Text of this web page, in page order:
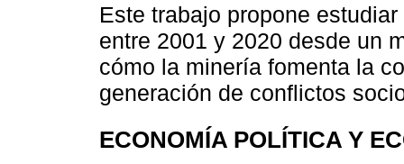
Este trabajo propone
entre 2001 y 2020 desde un
cómo la minería fomenta la
generación de conflictos
ECONOMÍA POLÍTICA Y